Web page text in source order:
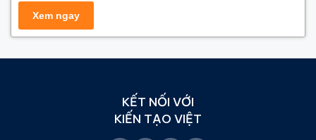
KẾT NỐI VỚI
KIẾN TẠO VIỆT